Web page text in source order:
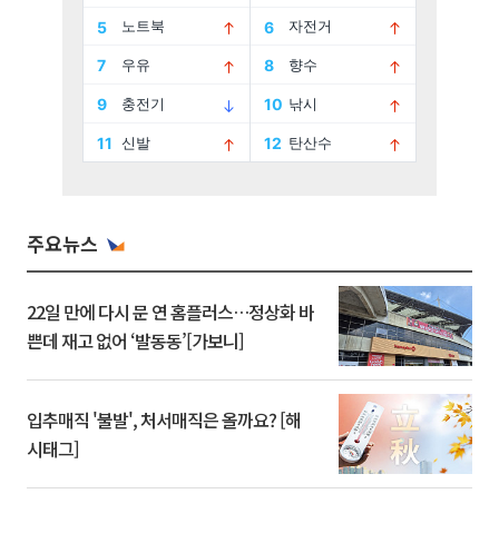
주요뉴스
22일 만에 다시 문 연 홈플러스…정상화 바
쁜데 재고 없어 ‘발동동’[가보니]
입추매직 '불발', 처서매직은 올까요? [해
시태그]